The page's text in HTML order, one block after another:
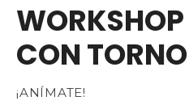
CON TORNO
¡ANÍMATE!